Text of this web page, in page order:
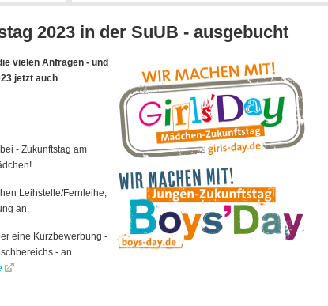
2023 in der SuUB - ausgebucht
vielen Anfragen - und
jetzt auch
- Zukunftstag am
Leihstelle/Fernleihe,
an.
eine Kurzbewerbung -
- an